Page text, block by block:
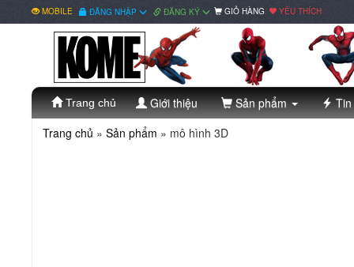
MOBILE ĐĂNG NHẬP ĐĂNG KÝ GIỎ HÀNG YÊU THÍCH
Trang chủ Giới thiệu Sản phẩm
Tin
Trang chủ » Sản phẩm » mô hình 3D